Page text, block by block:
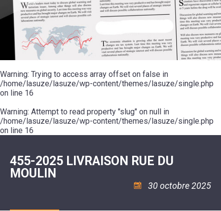
20ÈME
SIÈCLE
RÉUNIONS
DU
CONSEIL
MUNICIPAL
ARRÊTÉS
DÉCISIONS
MAIRE
MOT
DE
LA
MINORITÉ
LES
ÉCOLES
COLLÈGE
ESPACE
JEUNES
11
18
:
ASSOCIATION
COULÉE
DOUCE
ENVIRONNEMENT
L'EAU
L'ASSAINISSEMENT
RÉSIDENCE
AUTONOMIE
LE
CCAS
LA
POLICE
SÉCURITÉ
/
RISQUES
MAJEURS
MUSIQUE
L'ÉCOLE
COMMUNAUTAIRE
DANSE
PISCINE
ASSOCIATIONS
VOIE
VERTE
VISITES
DÉCOUVERTES
LES
RANDONNÉES
LE
POUR
CAMPING-
CARS
TENTES
CARAVANES
LA
HALTE
FLUVIALE
SUZE
Warning: Trying to access array offset on false in
/home/lasuze/lasuze/wp-content/themes/lasuze/single.php
on line 16
Warning: Attempt to read property "slug" on null in
/home/lasuze/lasuze/wp-content/themes/lasuze/single.php
on line 16
455-2025 LIVRAISON RUE DU
MOULIN
30 octobre 2025